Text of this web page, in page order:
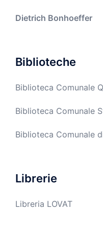
Dietrich Bonhoeffer
Biblioteche
Biblioteca Comunale
Biblioteca Comunale
Biblioteca Comunale
Librerie
Libreria LOVAT